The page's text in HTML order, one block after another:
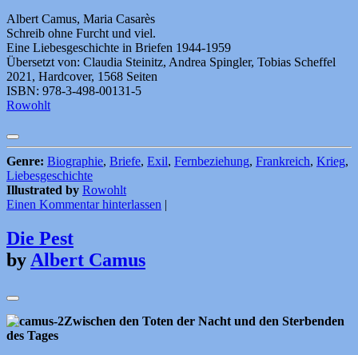
Albert Camus, Maria Casarès
Schreib ohne Furcht und viel.
Eine Liebesgeschichte in Briefen 1944-1959
Übersetzt von: Claudia Steinitz, Andrea Spingler, Tobias Scheffel
2021, Hardcover, 1568 Seiten
ISBN: 978-3-498-00131-5
Rowohlt
Genre: Biographie, Briefe, Exil, Fernbeziehung, Frankreich, Krieg,
Liebesgeschichte
Illustrated by Rowohlt
Einen Kommentar hinterlassen |
Die Pest
byAlbert Camus
Zwischen den Toten der Nacht und den Sterbenden
des Tages